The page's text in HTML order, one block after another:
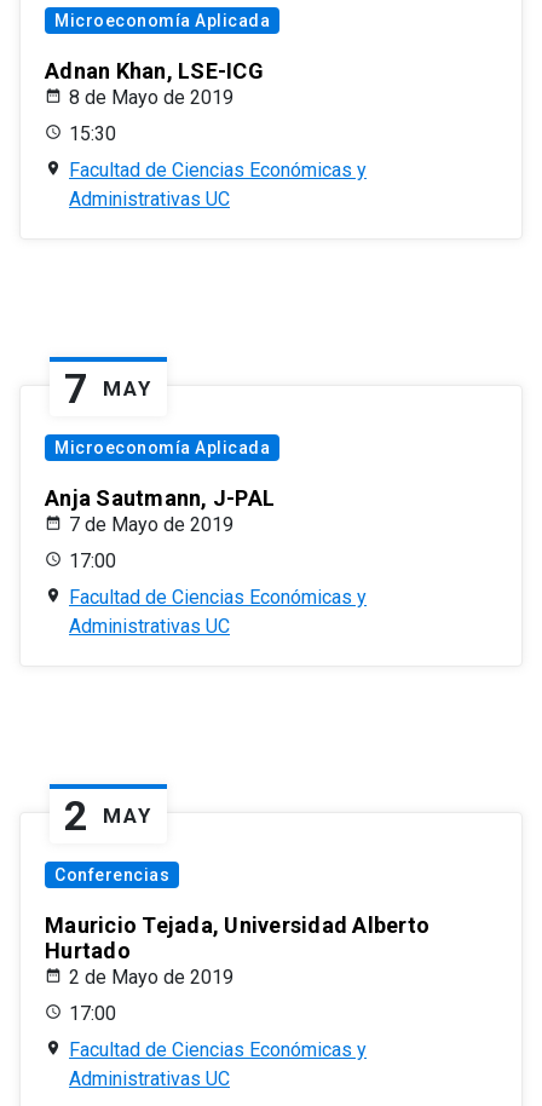
Microeconomía Aplicada
Adnan Khan, LSE-ICG
8 de Mayo de 2019
15:30
Facultad de Ciencias Económicas y
Administrativas UC
7 MAY
Microeconomía Aplicada
Anja Sautmann, J-PAL
7 de Mayo de 2019
17:00
Facultad de Ciencias Económicas y
Administrativas UC
2 MAY
Conferencias
Mauricio Tejada, Universidad Alberto
Hurtado
2 de Mayo de 2019
17:00
Facultad de Ciencias Económicas y
Administrativas UC